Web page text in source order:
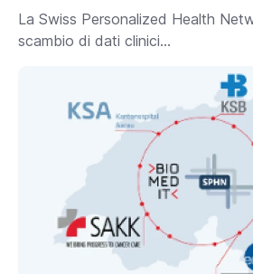
La Swiss Personalized Health
scambio di dati clinici...